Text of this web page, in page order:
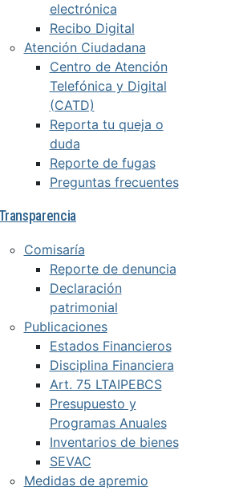
electrónica
Recibo Digital
Atención Ciudadana
Centro de Atención
Telefónica y Digital
(CATD)
Reporta tu queja o
duda
Reporte de fugas
Preguntas frecuentes
Transparencia
Comisaría
Reporte de denuncia
Declaración
patrimonial
Publicaciones
Estados Financieros
Disciplina Financiera
Art. 75 LTAIPEBCS
Presupuesto y
Programas Anuales
Inventarios de bienes
SEVAC
Medidas de apremio